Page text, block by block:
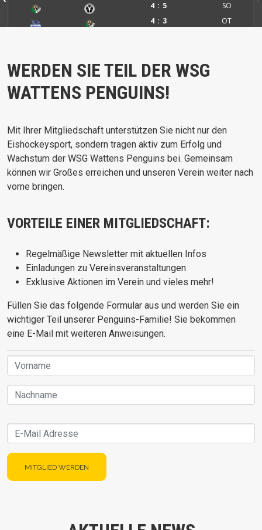
4
5
SO
4
3
OT
WERDEN SIE TEIL DER WSG
WATTENS PENGUINS!
Mit Ihrer Mitgliedschaft unterstützen Sie nicht nur den
Eishockeysport, sondern tragen aktiv zum Erfolg und
Wachstum der WSG Wattens Penguins bei. Gemeinsam
können wir Großes erreichen und unseren Verein weiter nach
vorne bringen.
VORTEILE EINER MITGLIEDSCHAFT:
Regelmäßige Newsletter mit aktuellen Infos
Einladungen zu Vereinsveranstaltungen
Exklusive Aktionen im Verein und vieles mehr!
Füllen Sie das folgende Formular aus und werden Sie ein
wichtiger Teil unserer Penguins-Familie! Sie bekommen
eine E-Mail mit weiteren Anweisungen.
Name
E-Mail
MITGLIED WERDEN